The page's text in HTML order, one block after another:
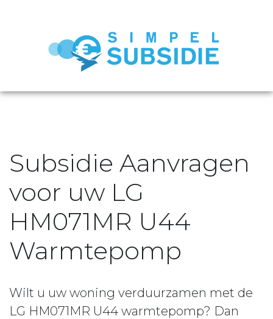
Subsidie Aanvragen
voor uw LG
HM071MR U44
Warmtepomp
Wilt u uw woning verduurzamen met de
LG HM071MR U44 warmtepomp? Dan